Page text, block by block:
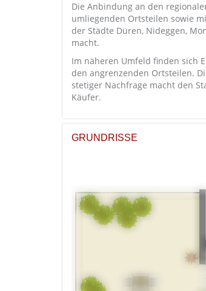
Die Anbindung an den
umliegenden Ortsteilen sowie
der Städte Düren, Nideggen,
macht.
Im näheren Umfeld finden sich
den angrenzenden Ortsteilen.
stetiger Nachfrage macht den
Käufer.
GRUNDRISSE